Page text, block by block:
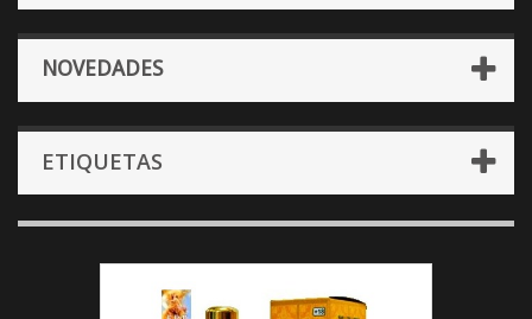
NOVEDADES
ETIQUETAS